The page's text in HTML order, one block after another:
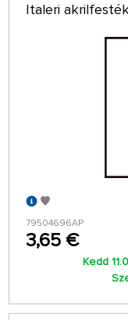
Italeri
79504696AP
3,65 €
Kedd